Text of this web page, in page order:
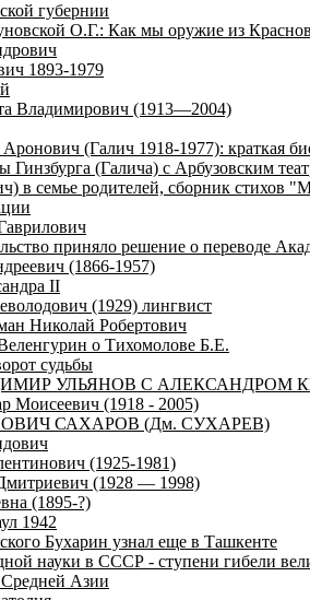
губернии
О.Г.: Как мы оружие из
1893-1979
Владимирович (1913—2004)
(Галич 1918-1977): краткая
Гинзбурга (Галича) с Арбузовским
в семье родителей, сборник стихов
приняло решение о переводе
(1866-1957)
II
(1929) лингвист
Николай Робертович
о Тихомолове Б.Е.
судьбы
УЛЬЯНОВ С АЛЕКСАНДРОМ
Моисеевич (1918 - 2005)
САХАРОВ (Дм. СУХАРЕВ)
(1925-1981)
(1928 — 1998)
(1895-?)
1942
Бухарин узнал еще в Ташкенте
науки в СССР - ступени гибели
Средней Азии